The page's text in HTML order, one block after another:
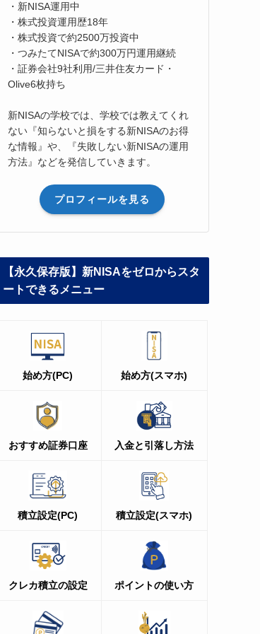
・新NISA運用中
・株式投資運用歴18年
・株式投資で約2500万投資中
・つみたてNISAで約300万円運用継続
・証券会社9社利用/三井住友カード・
Olive6枚持ち
新NISAの学校では、学校では教えてくれ
ない『知らないと損をする新NISAのお得
な情報』や、『失敗しない新NISAの運用
方法』などを発信していきます。
プロフィールを見る
【永久保存版】新NISAをゼロからスタ
ートできるメニュー
始め方(PC) 始め方(スマホ)
おすすめ証券口座 入金と引落し方法
積立設定(PC) 積立設定(スマホ)
クレカ積立の設定 ポイントの使い方